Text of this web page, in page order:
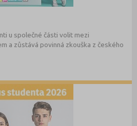
u společné části volit mezi
a zůstává povinná zkouška z českého